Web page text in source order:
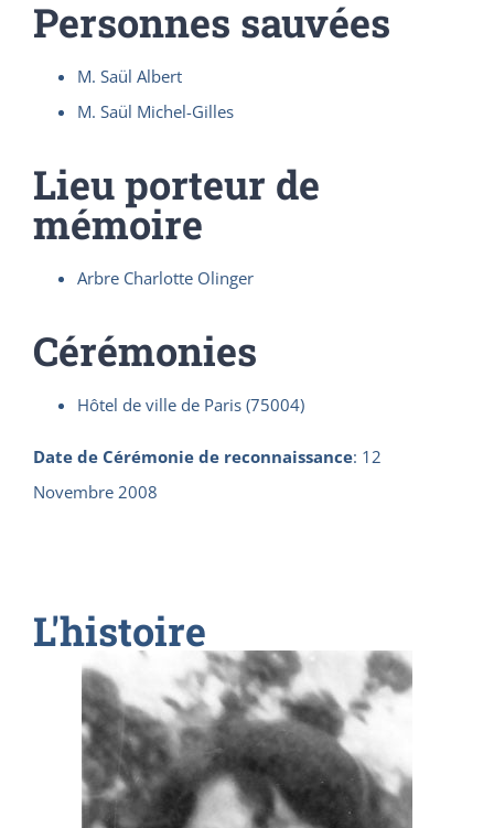
Personnes sauvées
M. Saül Albert
M. Saül Michel-Gilles
Lieu porteur de
mémoire
Arbre Charlotte Olinger
Cérémonies
Hôtel de ville de Paris (75004)
Date de Cérémonie de reconnaissance: 12
Novembre 2008
L'histoire